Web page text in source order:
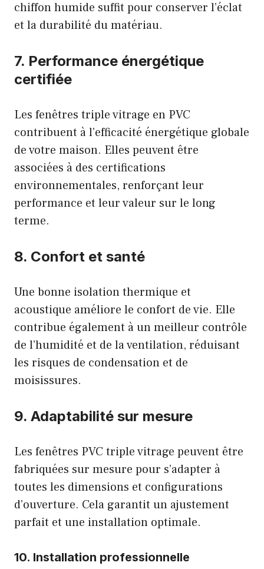
chiffon humide suffit pour conserver l’éclat
et la durabilité du matériau.
7. Performance énergétique
certifiée
Les fenêtres triple vitrage en PVC
contribuent à l’efficacité énergétique globale
de votre maison. Elles peuvent être
associées à des certifications
environnementales, renforçant leur
performance et leur valeur sur le long
terme.
8. Confort et santé
Une bonne isolation thermique et
acoustique améliore le confort de vie. Elle
contribue également à un meilleur contrôle
de l’humidité et de la ventilation, réduisant
les risques de condensation et de
moisissures.
9. Adaptabilité sur mesure
Les fenêtres PVC triple vitrage peuvent être
fabriquées sur mesure pour s’adapter à
toutes les dimensions et configurations
d’ouverture. Cela garantit un ajustement
parfait et une installation optimale.
10. Installation professionnelle